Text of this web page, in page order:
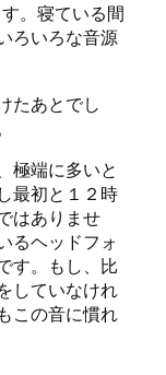
。寝ている間
ろいろな音源
たあとでし
極端に多いと
最初と１２時
はありませ
るヘッドフォ
す。もし、比
していなけれ
この音に慣れ